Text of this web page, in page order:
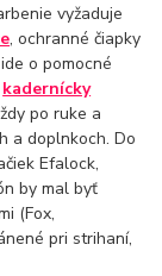
vyžaduje
, ochranné čiapky
o pomocné
kadernícky
po ruke a
a doplnkoch. Do
Efalock,
by mal byť
(Fox,
pri strihaní,